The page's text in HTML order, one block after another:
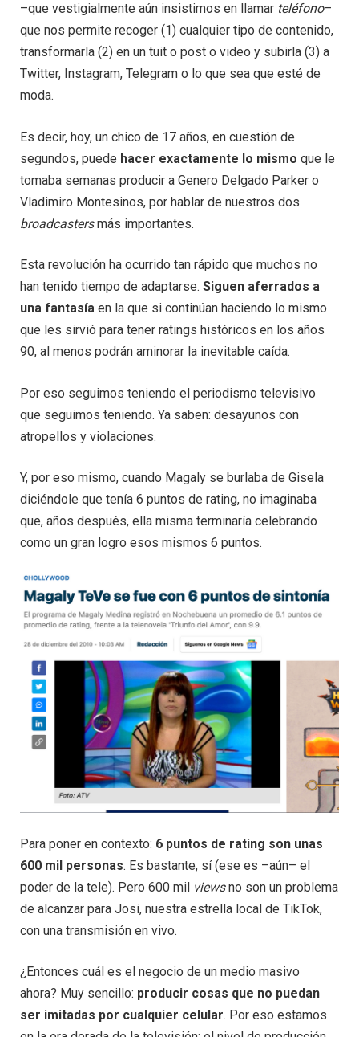
–que vestigialmente aún insistimos en llamar teléfono–
que nos permite recoger (1) cualquier tipo de contenido,
transformarla (2) en un tuit o post o video y subirla (3) a
Twitter, Instagram, Telegram o lo que sea que esté de
moda.
Es decir, hoy, un chico de 17 años, en cuestión de
segundos, puede hacer exactamente lo mismo que le
tomaba semanas producir a Genero Delgado Parker o
Vladimiro Montesinos, por hablar de nuestros dos
broadcastersmás importantes.
Esta revolución ha ocurrido tan rápido que muchos no
han tenido tiempo de adaptarse. Siguen aferrados a
una fantasía en la que si continúan haciendo lo mismo
que les sirvió para tener ratings históricos en los años
90, al menos podrán aminorar la inevitable caída.
Por eso seguimos teniendo el periodismo televisivo
que seguimos teniendo. Ya saben: desayunos con
atropellos y violaciones.
Y, por eso mismo, cuando Magaly se burlaba de Gisela
diciéndole que tenía 6 puntos de rating, no imaginaba
que, años después, ella misma terminaría celebrando
como un gran logro esos mismos 6 puntos.
Para poner en contexto: 6 puntos de rating son unas
600 mil personas. Es bastante, sí (ese es –aún– el
poder de la tele). Pero 600 mil viewsno son un problema
de alcanzar para Josi, nuestra estrella local de TikTok,
con una transmisión en vivo.
¿Entonces cuál es el negocio de un medio masivo
ahora? Muy sencillo: producir cosas que no puedan
ser imitadas por cualquier celular. Por eso estamos